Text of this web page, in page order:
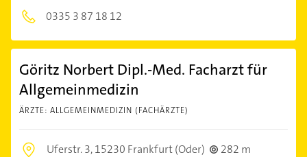
0335 3 87 18 12
Göritz Norbert Dipl.-Med. Facharzt für
Allgemeinmedizin
ÄRZTE: ALLGEMEINMEDIZIN (FACHÄRZTE)
Uferstr. 3,15230 Frankfurt (Oder)
282 m